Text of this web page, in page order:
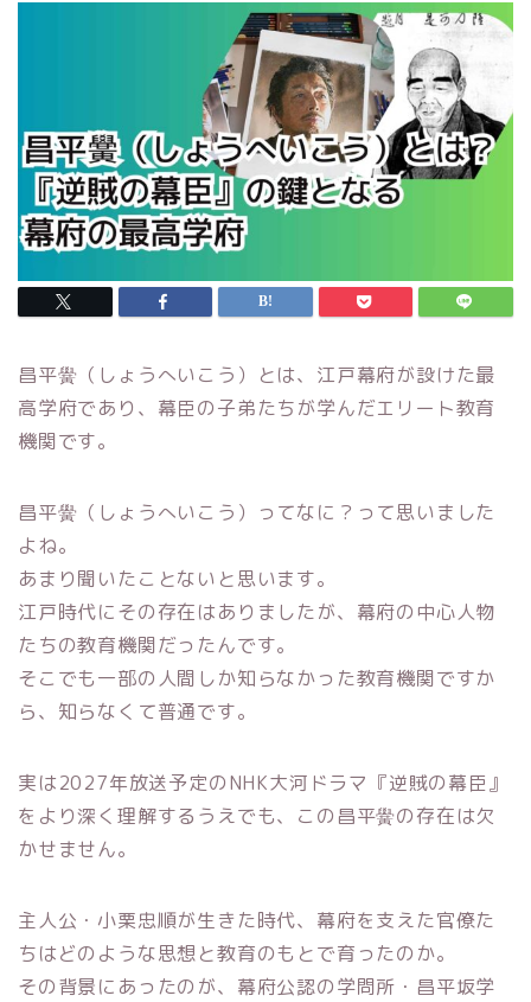
昌平黌（しょうへいこう）とは、江戸幕府が設けた最
高学府であり、幕臣の子弟たちが学んだエリート教育
機関です。
昌平黌（しょうへいこう）ってなに？って思いました
よね。
あまり聞いたことないと思います。
江戸時代にその存在はありましたが、幕府の中心人物
たちの教育機関だったんです。
そこでも一部の人間しか知らなかった教育機関ですか
ら、知らなくて普通です。
実は2027年放送予定のNHK大河ドラマ『逆賊の幕臣』
をより深く理解するうえでも、この昌平黌の存在は欠
かせません。
主人公・小栗忠順が生きた時代、幕府を支えた官僚た
ちはどのような思想と教育のもとで育ったのか。
その背景にあったのが、幕府公認の学問所・昌平坂学